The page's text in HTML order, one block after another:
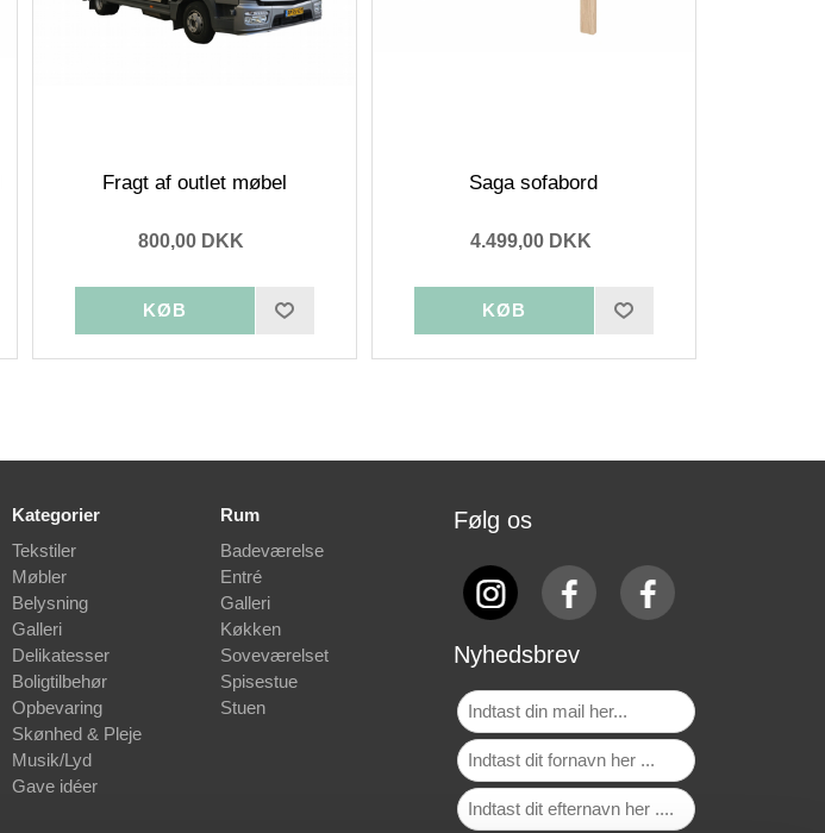
Fragt af outlet møbel
800,00 DKK
Saga sofabord
4.499,00 DKK
Kategorier
Tekstiler
Møbler
Belysning
Galleri
Delikatesser
Boligtilbehør
Opbevaring
Skønhed & Pleje
Musik/Lyd
Gave idéer
Rum
Badeværelse
Entré
Galleri
Køkken
Soveværelset
Spisestue
Stuen
Følg os
Nyhedsbrev